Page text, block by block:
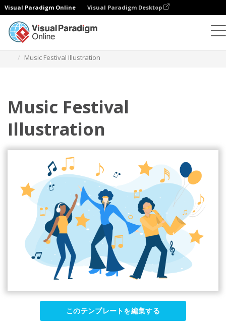
Visual Paradigm Online Visual Paradigm Desktop
Music Festival Illustration
Music Festival
Illustration
このテンプレートを編集する